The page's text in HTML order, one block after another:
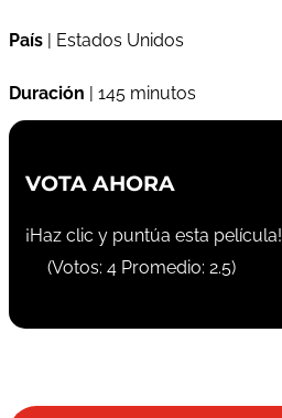
País | Estados Unidos
Duración | 145 minutos
VOTA AHORA
¡Haz clic y puntúa esta película!
(Votos: 4 Promedio: 2.5)